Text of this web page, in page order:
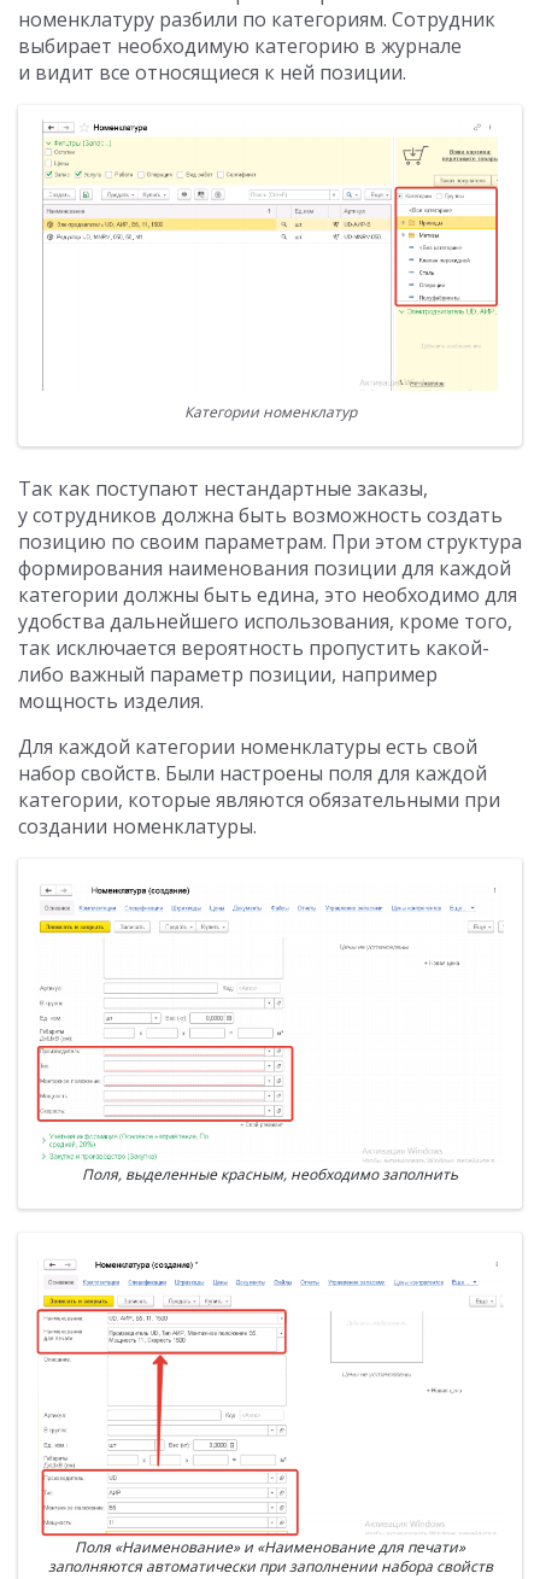
номенклатуру разбили по категориям. Сотрудник
выбирает необходимую категорию в журнале
и видит все относящиеся к ней позиции.
Категории номенклатур
Так как поступают нестандартные заказы,
у сотрудников должна быть возможность создать
позицию по своим параметрам. При этом структура
формирования наименования позиции для каждой
категории должны быть едина, это необходимо для
удобства дальнейшего использования, кроме того,
так исключается вероятность пропустить какой-
либо важный параметр позиции, например
мощность изделия.
Для каждой категории номенклатуры есть свой
набор свойств. Были настроены поля для каждой
категории, которые являются обязательными при
создании номенклатуры.
Поля, выделенные красным, необходимо заполнить
Поля «Наименование» и «Наименование для печати»
заполняются автоматически при заполнении набора свойств